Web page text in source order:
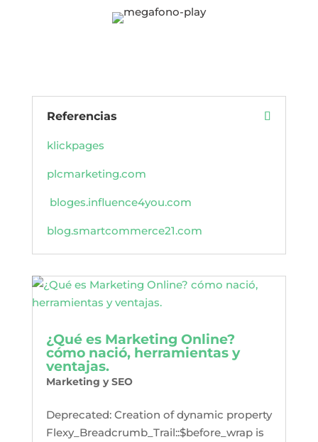
Referencias
klickpages
plcmarketing.com
bloges.influence4you.com
blog.smartcommerce21.com
¿Qué es Marketing Online?
cómo nació, herramientas y
ventajas.
Marketing y SEO
Deprecated: Creation of dynamic property
Flexy_Breadcrumb_Trail::$before_wrap is